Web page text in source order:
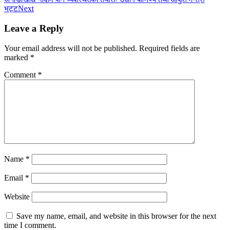
भट्टNext
Leave a Reply
Your email address will not be published. Required fields are
marked *
Comment *
Name *
Email *
Website
Save my name, email, and website in this browser for the next
time I comment.